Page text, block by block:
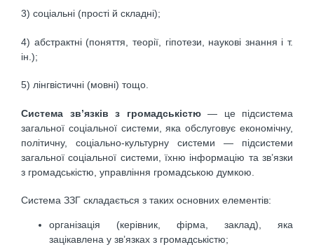
3) соціальні (прості й складні);
4) абстрактні (поняття, теорії, гіпотези, наукові знання і т.
ін.);
5) лінгвістичні (мовні) тощо.
Система зв’язків з громадськістю— це підсистема
загальної соціальної системи, яка обслуговує економічну,
політичну, соціально-культурну системи — підсистеми
загальної соціальної системи, їхню інформацію та зв’язки
з громадськістю, управління громадською думкою.
Система ЗЗГ складається з таких основних елементів:
організація (керівник, фірма, заклад), яка
зацікавлена у зв’язках з громадськістю;